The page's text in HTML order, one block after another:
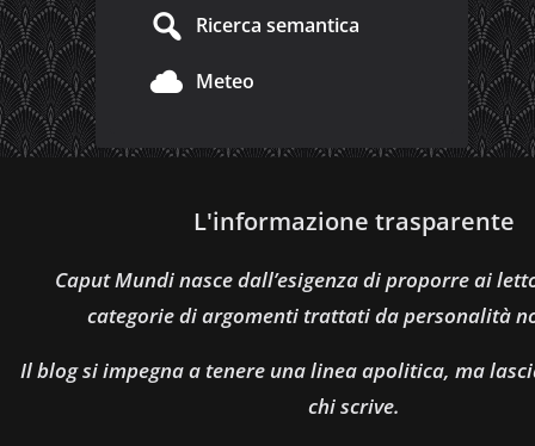
Ricerca semantica
Meteo
L'informazione trasparente
Caput Mundi nasce dall’esigenza di proporre ai
categorie di argomenti trattati da personalità
Il blog si impegna a tenere una linea apolitica, ma
chi scrive.